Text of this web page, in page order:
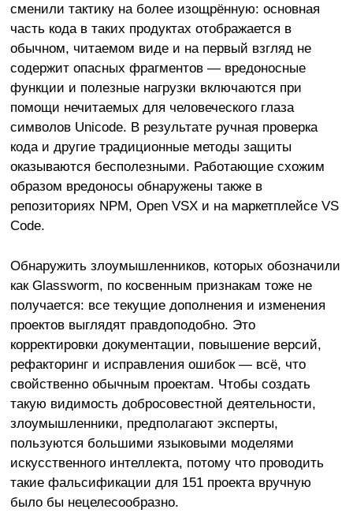
сменили тактику на более изощрённую: основная
часть кода в таких продуктах отображается в
обычном, читаемом виде и на первый взгляд не
содержит опасных фрагментов — вредоносные
функции и полезные нагрузки включаются при
помощи нечитаемых для человеческого глаза
символов Unicode. В результате ручная проверка
кода и другие традиционные методы защиты
оказываются бесполезными. Работающие схожим
образом вредоносы обнаружены также в
репозиториях NPM, Open VSX и на маркетплейсе VS
Code.
Обнаружить злоумышленников, которых обозначили
как Glassworm, по косвенным признакам тоже не
получается: все текущие дополнения и изменения
проектов выглядят правдоподобно. Это
корректировки документации, повышение версий,
рефакторинг и исправления ошибок — всё, что
свойственно обычным проектам. Чтобы создать
такую видимость добросовестной деятельности,
злоумышленники, предполагают эксперты,
пользуются большими языковыми моделями
искусственного интеллекта, потому что проводить
такие фальсификации для 151 проекта вручную
было бы нецелесообразно.